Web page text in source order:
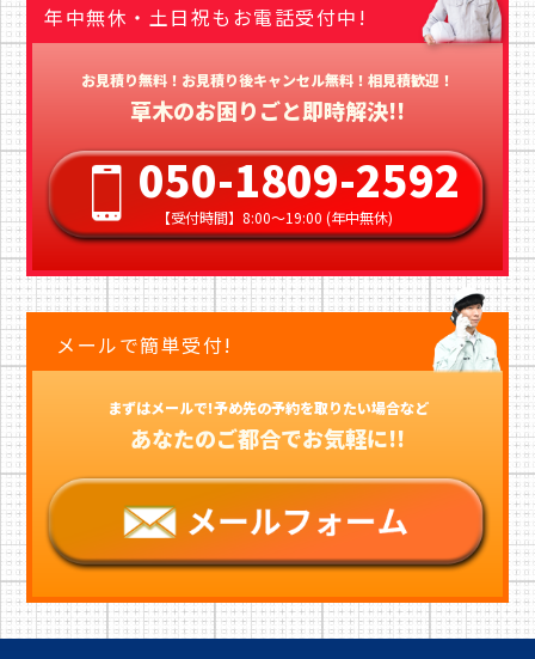
年中無休・土日祝もお電話受付中!
お見積り無料！お見積り後キャンセル無料！相見積歓迎！
草木のお困りごと即時解決!!
050-1809-2592
【受付時間】8:00〜19:00 (年中無休)
メールで簡単受付!
まずはメールで!予め先の予約を取りたい場合など
あなたのご都合でお気軽に!!